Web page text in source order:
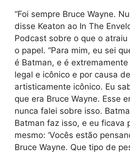
“Foi sempre Bruce Wayne.
disse Keaton ao In The
Podcast sobre o que o
o papel. “Para mim, eu sei
é Batman, e é
legal e icônico e por causa
artisticamente icônico. Eu
que era Bruce Wayne. Esse
nunca falei sobre isso.
Batman faz isso, e eu ficava
mesmo: ‘Vocês estão
Bruce Wayne. Que tipo de